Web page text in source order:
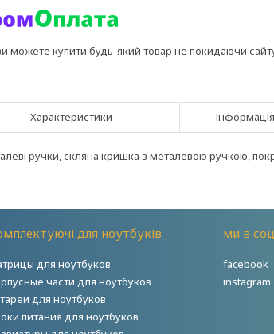
можете купити будь-який товар не покидаючи
Характеристики
ручки, скляна кришка з металевою ручкою,
для ноутбуків
для ноутбуков
части для ноутбуков
для ноутбуков
питания для ноутбуков
ми в
facebook
instagram